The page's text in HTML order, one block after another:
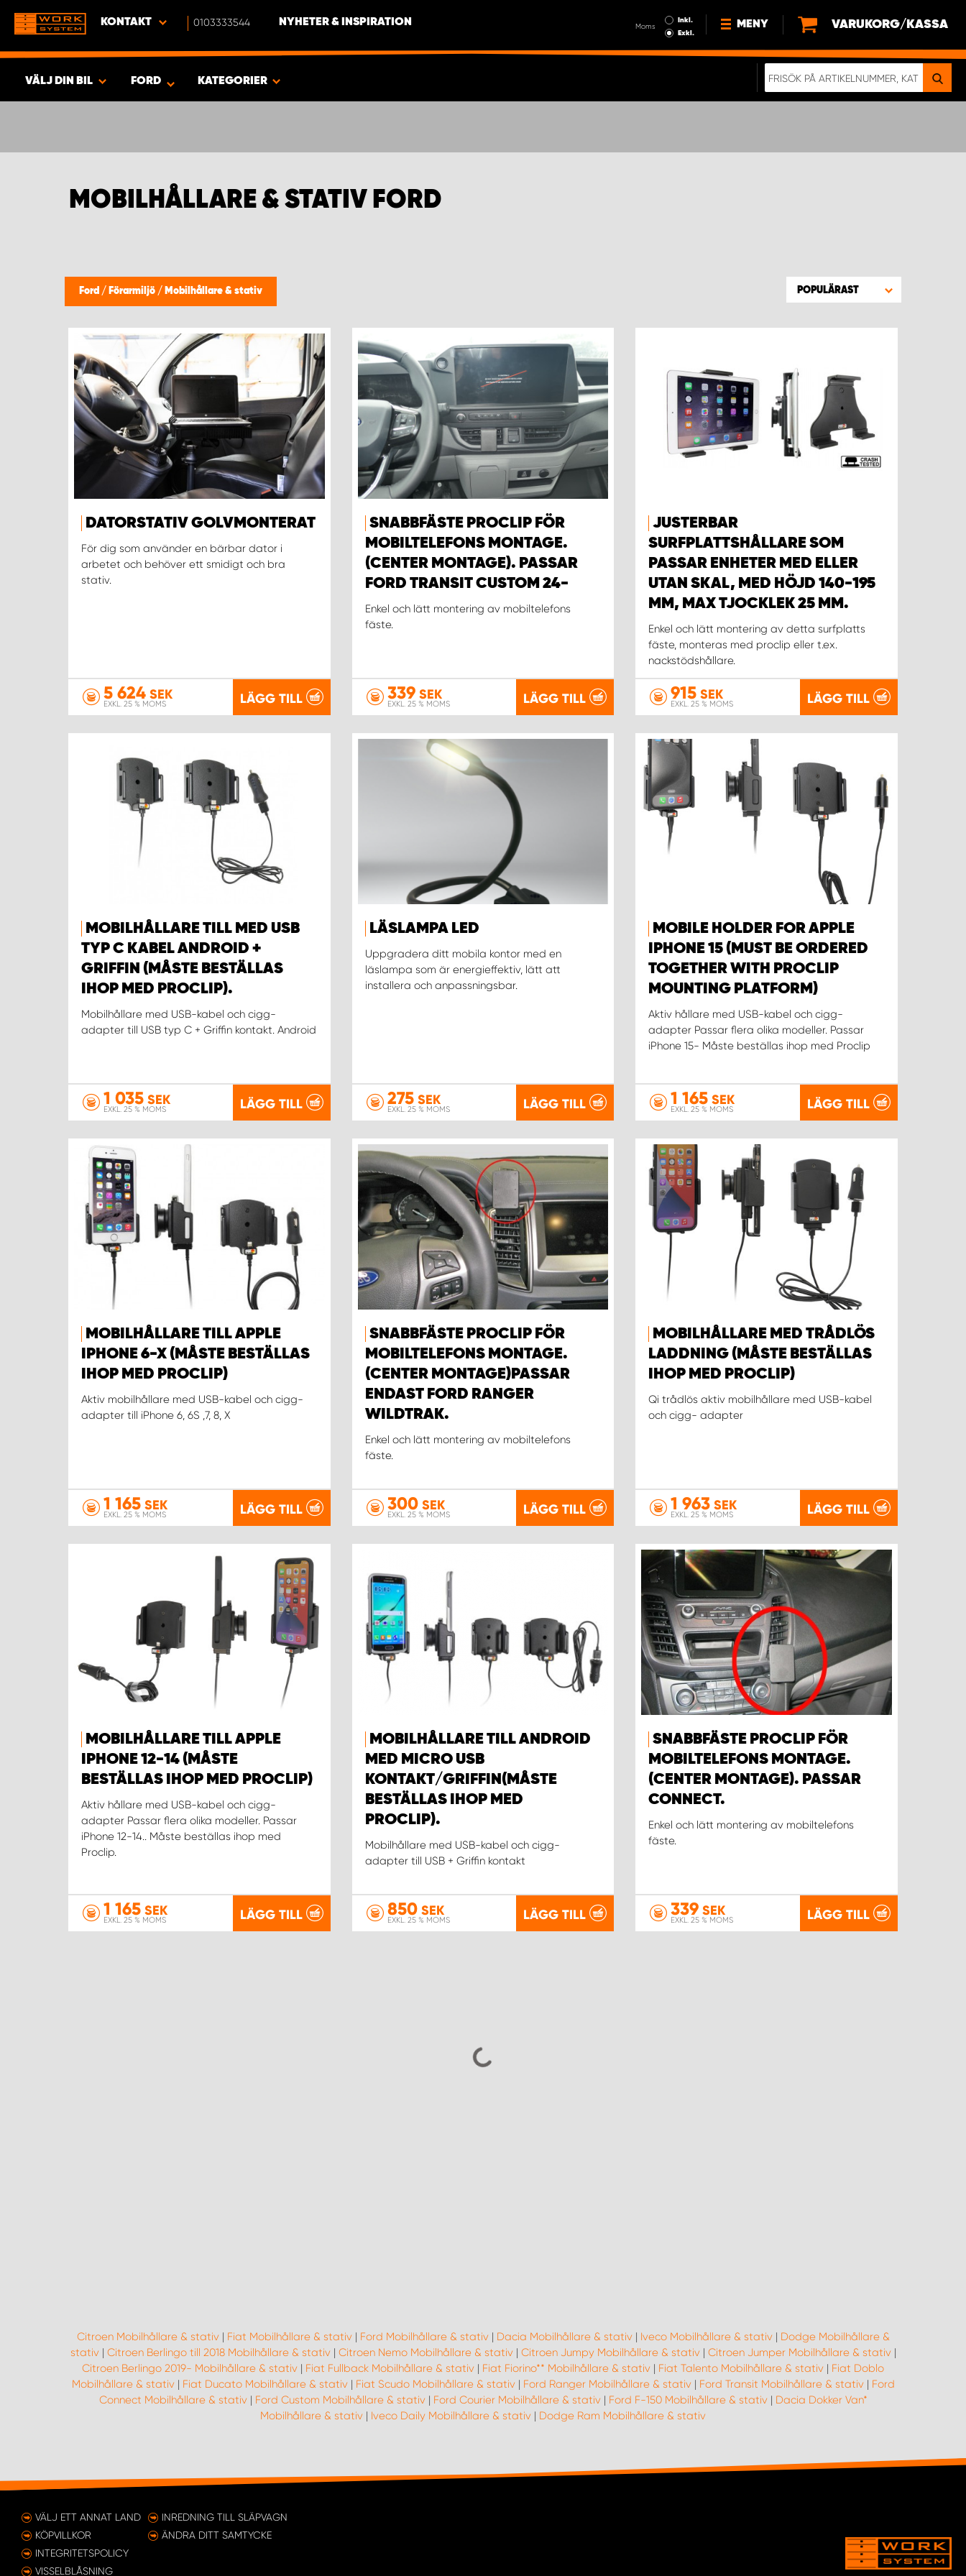
KONTAKT 0103333544 NYHETER & INSPIRATION Moms
Inkl.
Exkl.
MENY
NYHETER
VARUKORG/KASSA
VÄLJ DIN BIL
PRODUKTER
FORD KATEGORIER
MOBILHÅLLARE & STATIV FORD
Ford / Förarmiljö / Mobilhållare & stativ POPULÄRAST
DATORSTATIV GOLVMONTERAT
För dig som använder en bärbar dator i
arbetet och behöver ett smidigt och bra
stativ.
5 624 SEK
EXKL. 25 % MOMS LÄGG TILL
SNABBFÄSTE PROCLIP FÖR
MOBILTELEFONS MONTAGE.
(CENTER MONTAGE). PASSAR
FORD TRANSIT CUSTOM 24-
Enkel och lätt montering av mobiltelefons
fäste.
339SEK
EXKL. 25 % MOMS LÄGG TILL
JUSTERBAR
SURFPLATTSHÅLLARE SOM
PASSAR ENHETER MED ELLER
UTAN SKAL, MED HÖJD 140-195
MM, MAX TJOCKLEK 25 MM.
Enkel och lätt montering av detta surfplatts
fäste, monteras med proclip eller t.ex.
nackstödshållare.
915 SEK
EXKL. 25 % MOMS LÄGG TILL
MOBILHÅLLARE TILL MED USB
TYP C KABEL ANDROID +
GRIFFIN (MÅSTE BESTÄLLAS
IHOP MED PROCLIP).
Mobilhållare med USB-kabel och cigg-
adapter till USB typ C + Griffin kontakt. Android
1 035 SEK
EXKL. 25 % MOMS LÄGG TILL
LÄSLAMPA LED
Uppgradera ditt mobila kontor med en
läslampa som är energieffektiv, lätt att
installera och anpassningsbar.
275SEK
EXKL. 25 % MOMS LÄGG TILL
MOBILE HOLDER FOR APPLE
IPHONE 15 (MUST BE ORDERED
TOGETHER WITH PROCLIP
MOUNTING PLATFORM)
Aktiv hållare med USB-kabel och cigg-
adapter Passar flera olika modeller. Passar
iPhone 15- Måste beställas ihop med Proclip
1 165 SEK
EXKL. 25 % MOMS LÄGG TILL
MOBILHÅLLARE TILL APPLE
IPHONE 6-X (MÅSTE BESTÄLLAS
IHOP MED PROCLIP)
Aktiv mobilhållare med USB-kabel och cigg-
adapter till iPhone 6, 6S ,7, 8, X
1 165 SEK
EXKL. 25 % MOMS LÄGG TILL
SNABBFÄSTE PROCLIP FÖR
MOBILTELEFONS MONTAGE.
(CENTER MONTAGE)PASSAR
ENDAST FORD RANGER
WILDTRAK.
Enkel och lätt montering av mobiltelefons
fäste.
300SEK
EXKL. 25 % MOMS LÄGG TILL
MOBILHÅLLARE MED TRÅDLÖS
LADDNING (MÅSTE BESTÄLLAS
IHOP MED PROCLIP)
Qi trådlös aktiv mobilhållare med USB-kabel
och cigg- adapter
1 963 SEK
EXKL. 25 % MOMS LÄGG TILL
MOBILHÅLLARE TILL APPLE
IPHONE 12-14 (MÅSTE
BESTÄLLAS IHOP MED PROCLIP)
Aktiv hållare med USB-kabel och cigg-
adapter Passar flera olika modeller. Passar
iPhone 12-14.. Måste beställas ihop med
Proclip.
1 165 SEK
EXKL. 25 % MOMS LÄGG TILL
MOBILHÅLLARE TILL ANDROID
MED MICRO USB
KONTAKT/GRIFFIN(MÅSTE
BESTÄLLAS IHOP MED
PROCLIP).
Mobilhållare med USB-kabel och cigg-
adapter till USB + Griffin kontakt
850SEK
EXKL. 25 % MOMS LÄGG TILL
SNABBFÄSTE PROCLIP FÖR
MOBILTELEFONS MONTAGE.
(CENTER MONTAGE). PASSAR
CONNECT.
Enkel och lätt montering av mobiltelefons
fäste.
339 SEK
EXKL. 25 % MOMS LÄGG TILL
Citroen Mobilhållare & stativ| Fiat Mobilhållare & stativ| Ford Mobilhållare & stativ| Dacia Mobilhållare & stativ| Iveco Mobilhållare & stativ| Dodge Mobilhållare &
stativ| Citroen Berlingo till 2018 Mobilhållare & stativ| Citroen Nemo Mobilhållare & stativ| Citroen Jumpy Mobilhållare & stativ| Citroen Jumper Mobilhållare & stativ|
Citroen Berlingo 2019- Mobilhållare & stativ | Fiat Fullback Mobilhållare & stativ | Fiat Fiorino** Mobilhållare & stativ | Fiat Talento Mobilhållare & stativ | Fiat Doblo
Mobilhållare & stativ| Fiat Ducato Mobilhållare & stativ| Fiat Scudo Mobilhållare & stativ| Ford Ranger Mobilhållare & stativ| Ford Transit Mobilhållare & stativ| Ford
Connect Mobilhållare & stativ| Ford Custom Mobilhållare & stativ| Ford Courier Mobilhållare & stativ| Ford F-150 Mobilhållare & stativ| Dacia Dokker Van*
Mobilhållare & stativ | Iveco Daily Mobilhållare & stativ | Dodge Ram Mobilhållare & stativ
VÄLJ ETT ANNAT LAND
KÖPVILLKOR
INTEGRITETSPOLICY
VISSELBLÅSNING
INREDNING TILL SLÄPVAGN
ÄNDRA DITT SAMTYCKE